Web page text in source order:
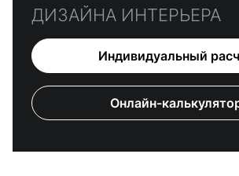
ДИЗАЙНА ИНТЕРЬЕРА
Индивидуальный
Онлайн-